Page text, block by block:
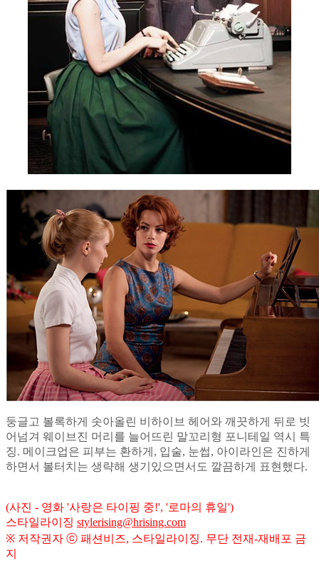
둥글고 볼록하게 솟아올린 비하이브 헤어와 깨끗하게 뒤로 빗
어넘겨 웨이브진 머리를 늘어뜨린 말꼬리형 포니테일 역시 특
징. 메이크업은 피부는 환하게, 입술, 눈썹, 아이라인은 진하게
하면서 볼터치는 생략해 생기있으면서도 깔끔하게 표현했다.
(사진 - 영화 '사랑은 타이핑 중!', '로마의 휴일')
스타일라이징 stylerising@hrising.com
※ 저작권자 ⓒ 패션비즈, 스타일라이징. 무단 전재-재배포 금
지